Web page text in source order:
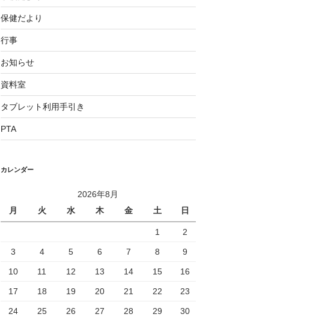
保健だより
行事
お知らせ
資料室
タブレット利用手引き
PTA
カレンダー
2026年8月
月
火 水 木 金 土 日
1 2
3 4 5 6 7 8 9
10 11 12 13 14 15 16
17 18 19 20 21 22 23
24 25 26 27 28 29 30